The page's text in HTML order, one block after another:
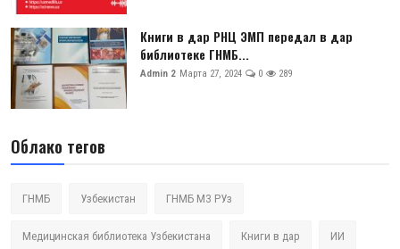
Книги в дар РНЦ ЭМП передал в дар
библиотеке ГНМБ...
Admin 2 Марта 27, 2024 0 289
Облако тегов
ГНМБ Узбекистан ГНМБ МЗ РУз
Медицинская библиотека Узбекистана Книги в дар ИИ